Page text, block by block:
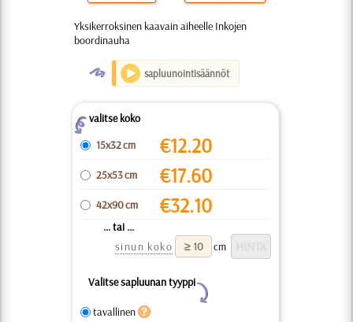
Yksikerroksinen kaavain aiheelle Inkojen
boordinauha
O sapluunointisäännöt
Zvalitse koko
15x32 cm
€12.20
25x53 cm €17.60
42x90 cm €32.10
... tai ...
sinun koko
cm
Valitse sapluunan tyyppi
Y
tavallinen